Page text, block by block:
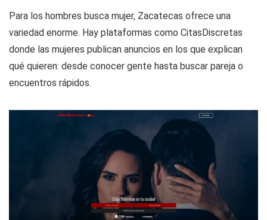
Para los hombres busca mujer, Zacatecas ofrece una
variedad enorme. Hay plataformas como CitasDiscretas
donde las mujeres publican anuncios en los que explican
qué quieren: desde conocer gente hasta buscar pareja o
encuentros rápidos.